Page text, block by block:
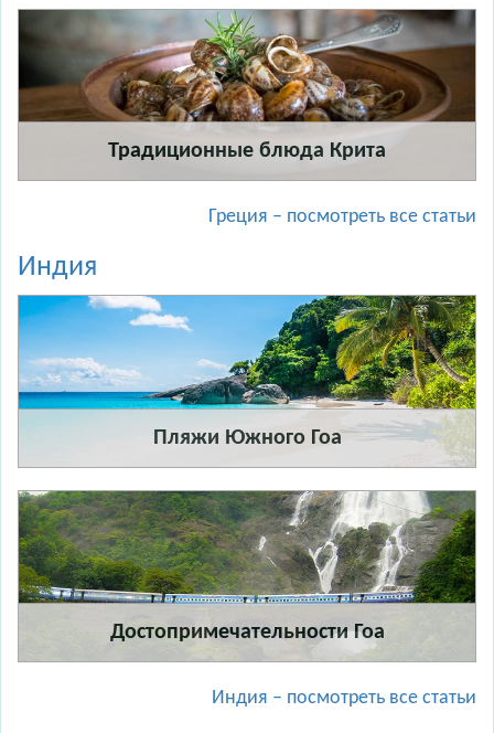
Традиционные блюда Крита
Греция – посмотреть все статьи
Индия
Пляжи Южного Гоа
Достопримечательности Гоа
Индия – посмотреть все статьи